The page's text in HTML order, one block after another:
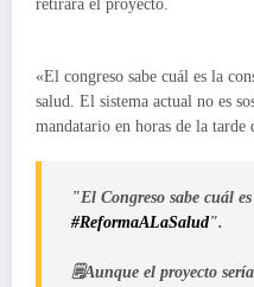
retirará el proyecto.
«El congreso sabe cuál es la
salud. El sistema actual no es
mandatario en horas de la tarde
"El Congreso sabe cuál
#ReformaALaSalud".
🗒️Aunque el proyecto